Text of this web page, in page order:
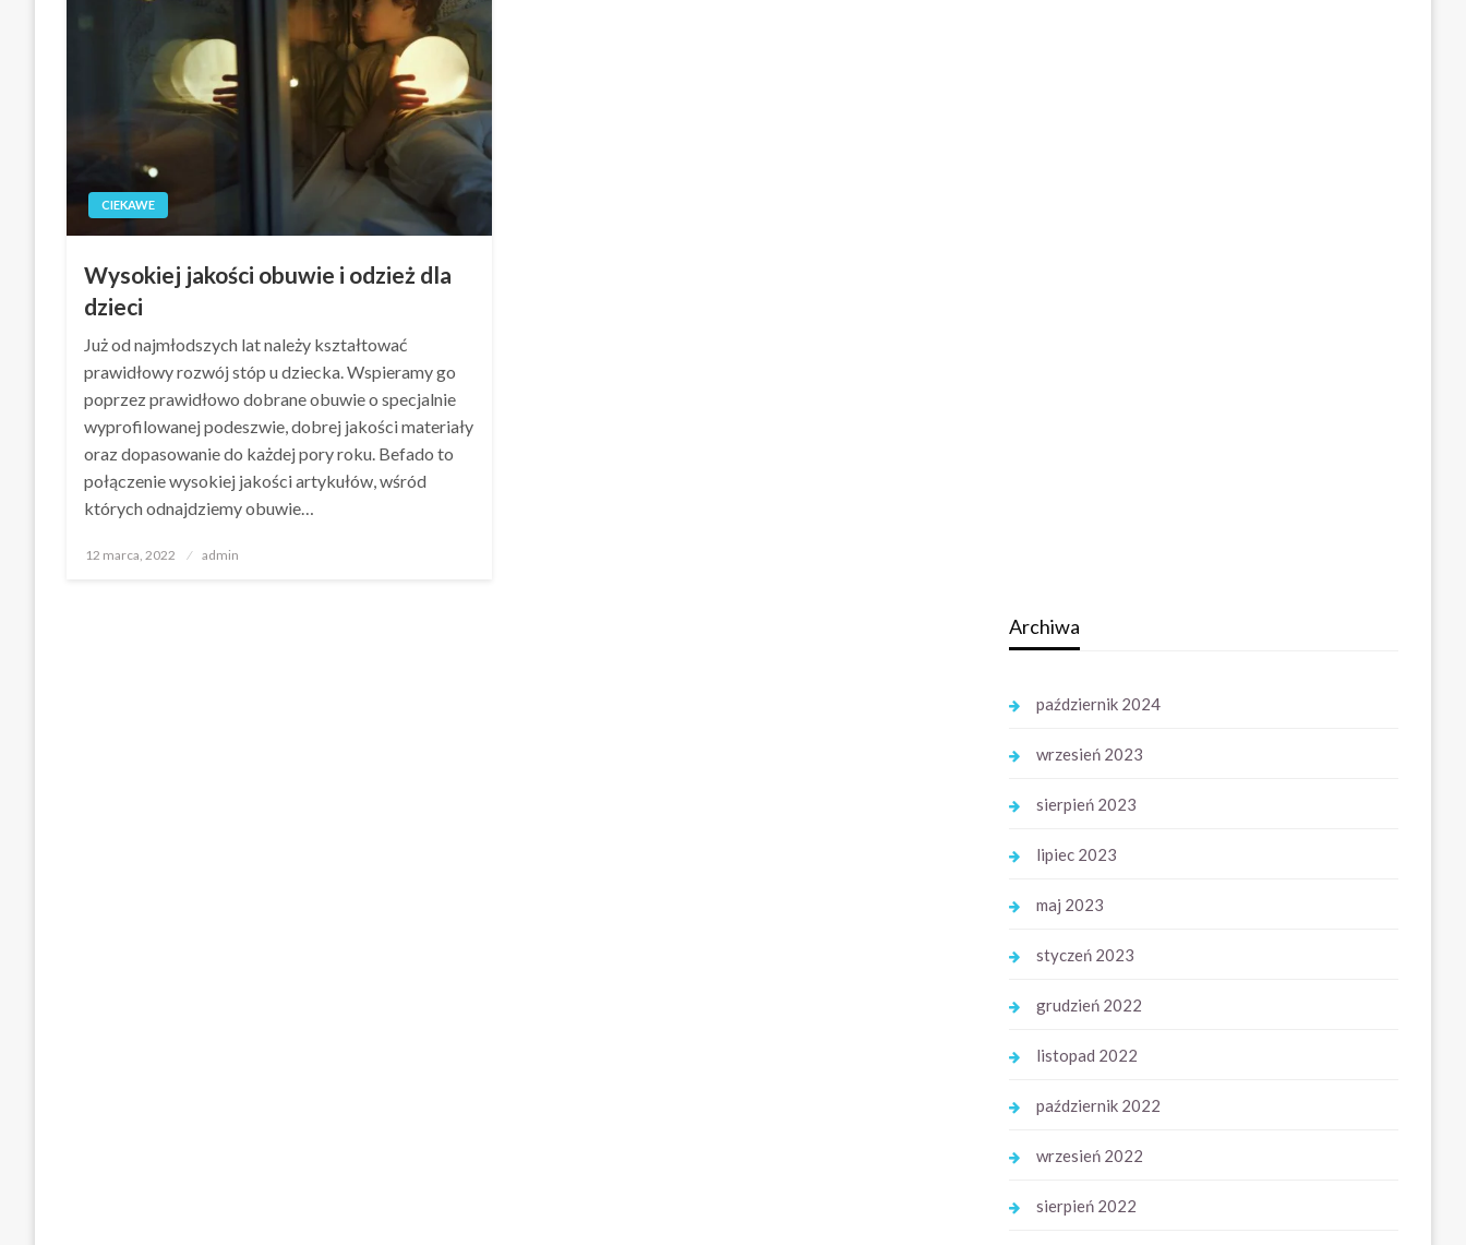
CIEKAWE
Wysokiej jakości obuwie i odzież dla
dzieci
Już od najmłodszych lat należy kształtować
prawidłowy rozwój stóp u dziecka. Wspieramy go
poprzez prawidłowo dobrane obuwie o specjalnie
wyprofilowanej podeszwie, dobrej jakości materiały
oraz dopasowanie do każdej pory roku. Befado to
połączenie wysokiej jakości artykułów, wśród
których odnajdziemy obuwie…
Opublikowane
12 marca, 2022 admin
Archiwa
październik 2024
wrzesień 2023
sierpień 2023
lipiec 2023
maj 2023
styczeń 2023
grudzień 2022
listopad 2022
październik 2022
wrzesień 2022
sierpień 2022